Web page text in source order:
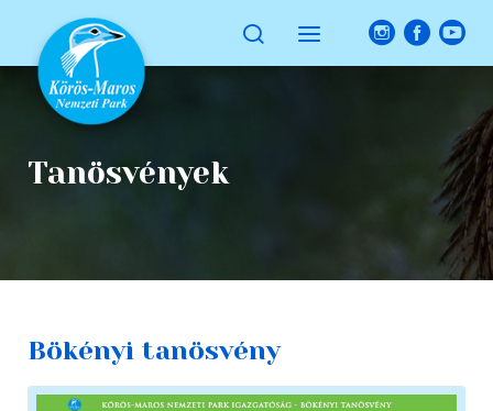
Tanösvények
Bökényi tanösvény